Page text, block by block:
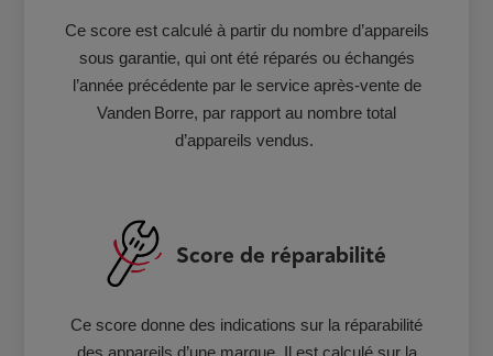
Ce score est calculé à partir du nombre d’appareils
sous garantie, qui ont été réparés ou échangés
l’année précédente par le service après-vente de
Vanden Borre, par rapport au nombre total
d’appareils vendus.
Score de réparabilité
Ce score donne des indications sur la réparabilité
des appareils d’une marque. Il est calculé sur la